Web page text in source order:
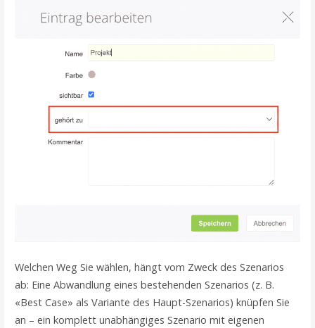
Welchen Weg Sie wählen, hängt vom Zweck des Szenarios
ab: Eine Abwandlung eines bestehenden Szenarios (z. B.
«Best Case» als Variante des Haupt-Szenarios) knüpfen Sie
an – ein komplett unabhängiges Szenario mit eigenen